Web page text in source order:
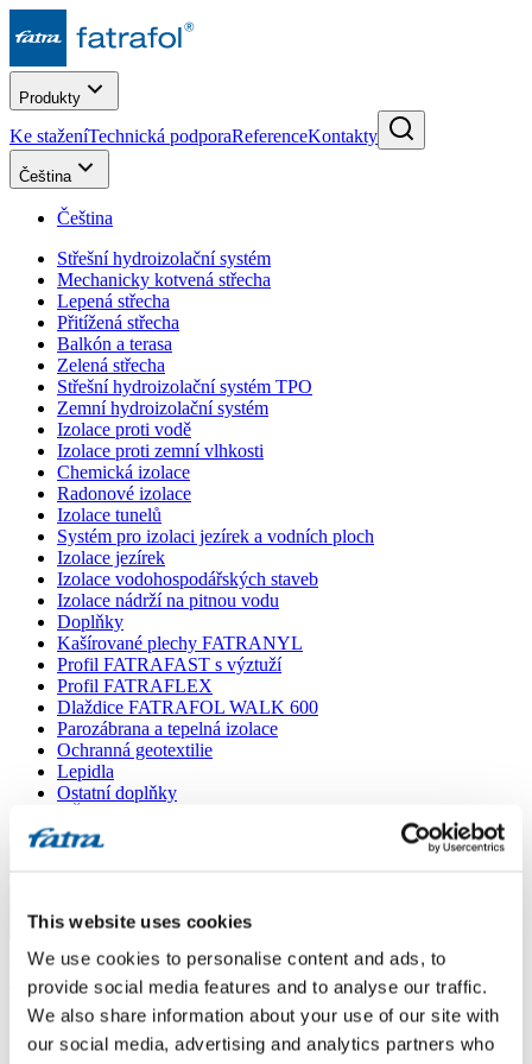
This website uses cookies
We use cookies to personalise content and ads, to
provide social media features and to analyse our traffic.
We also share information about your use of our site with
our social media, advertising and analytics partners who
Produkty
Ke staženíTechnická podporaReferenceKontakty
Čeština
Čeština
Střešní hydroizolační systém
Mechanicky kotvená střecha
Lepená střecha
Přitížená střecha
Balkón a terasa
Zelená střecha
Střešní hydroizolační systém TPO
Zemní hydroizolační systém
Izolace proti vodě
Izolace proti zemní vlhkosti
Chemická izolace
Radonové izolace
Izolace tunelů
Systém pro izolaci jezírek a vodních ploch
Izolace jezírek
Izolace vodohospodářských staveb
Izolace nádrží na pitnou vodu
Doplňky
Kašírované plechy FATRANYL
Profil FATRAFAST s výztuží
Profil FATRAFLEX
Dlaždice FATRAFOL WALK 600
Parozábrana a tepelná izolace
Ochranná geotextilie
Lepidla
Ostatní doplňky
Domů
Poradna/
Dotaz 277
Dotaz 277